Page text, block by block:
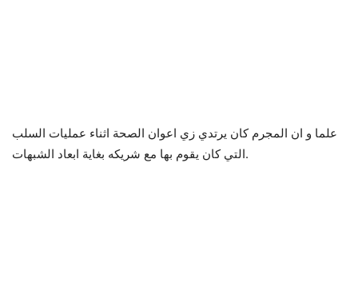
علما و ان المجرم كان يرتدي زي اعوان الصحة اثناء عمليات السلب
التي كان يقوم بها مع شريكه بغاية ابعاد الشبهات.